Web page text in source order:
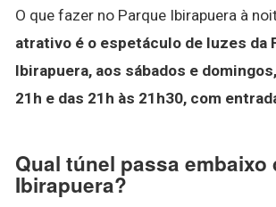
O que fazer no Parque Ibirapuera à
atrativo é o espetáculo de luzes da
Ibirapuera, aos sábados e
21h e das 21h às 21h30, com
Qual túnel passa embaixo
Ibirapuera?